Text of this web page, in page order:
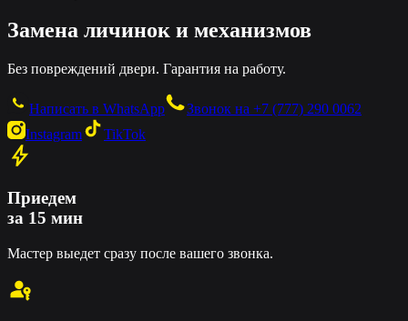
Замена личинок и механизмов
Без повреждений двери. Гарантия на работу.
Написать в WhatsApp Звонок на +7 (777) 290 0062
Instagram
TikTok
Приедем
за 15 мин
Мастер выедет сразу после вашего звонка.